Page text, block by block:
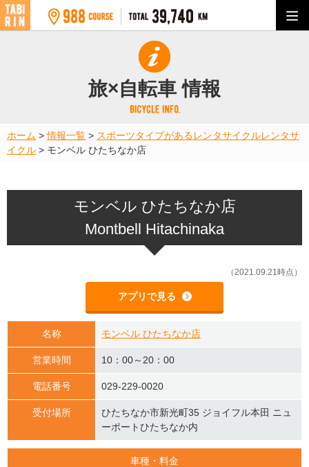
旅×自転車 情報
ホーム >情報一覧 > スポーツタイプがあるレンタサイクルレンタサ
イクル > モンベル ひたちなか店
モンベル ひたちなか店
Montbell Hitachinaka
（2021.09.21時点）
アプリで見る
名称 モンベル ひたちなか店
営業時間 10：00～20：00
電話番号 029-229-0020
受付場所
ひたちなか市新光町35 ジョイフル本田 ニュ
ーポートひたちなか内
車種・料金